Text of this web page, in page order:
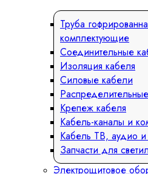
Труба
комплектующие
Соединительные
Изоляция кабеля
Силовые кабели
Крепеж кабеля
Кабель-каналы и
Кабель ТВ, аудио и
Запчасти для
Электрощитовое